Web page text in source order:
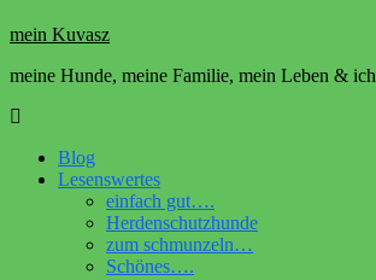
mein Kuvasz
meine Hunde, meine Familie, mein Leben & ich
Blog
Lesenswertes
einfach gut….
Herdenschutzhunde
zum schmunzeln…
Schönes….